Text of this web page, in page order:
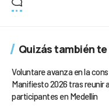
Quizás también
Voluntare avanza en la
Manifiesto 2026 tras reunir
participantes en Medellín